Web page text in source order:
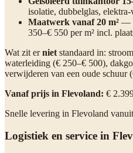
isolatie, dubbelglas,
Maatwerk vanaf 20 m² —
350–€ 550 per m² incl.
Wat zit erniet standaard in:
waterleiding (€ 250–€ 500),
verwijderen van een oude schuur
Vanaf prijs in Flevoland: €
Snelle levering in Flevoland
Logistiek en service in